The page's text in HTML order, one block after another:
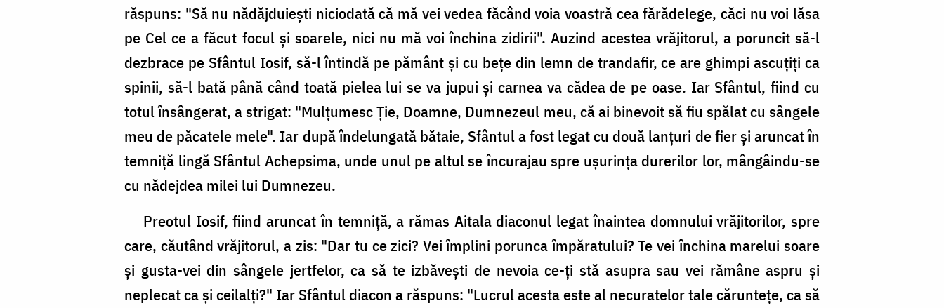
răspuns: "Să nu nădăjduieşti niciodată că mă vei vedea făcând voia voastră cea fărădelege, căci nu voi lăsa
pe Cel ce a făcut focul şi soarele, nici nu mă voi închina zidirii". Auzind acestea vrăjitorul, a poruncit să-l
dezbrace pe Sfântul Iosif, să-l întindă pe pământ şi cu beţe din lemn de trandafir, ce are ghimpi ascuţiţi ca
spinii, să-l bată până când toată pielea lui se va jupui şi carnea va cădea de pe oase. Iar Sfântul, fiind cu
totul însângerat, a strigat: "Mulţumesc Ţie, Doamne, Dumnezeul meu, că ai binevoit să fiu spălat cu sângele
meu de păcatele mele". Iar după îndelungată bătaie, Sfântul a fost legat cu două lanţuri de fier şi aruncat în
temniţă lingă Sfântul Achepsima, unde unul pe altul se încurajau spre uşurinţa durerilor lor, mângâindu-se
cu nădejdea milei lui Dumnezeu.
Preotul Iosif, fiind aruncat în temniţă, a rămas Aitala diaconul legat înaintea domnului vrăjitorilor, spre
care, căutând vrăjitorul, a zis: "Dar tu ce zici? Vei împlini porunca împăratului? Te vei închina marelui soare
şi gusta-vei din sângele jertfelor, ca să te izbăveşti de nevoia ce-ţi stă asupra sau vei rămâne aspru şi
neplecat ca şi ceilalţi?" Iar Sfântul diacon a răspuns: "Lucrul acesta este al necuratelor tale cărunteţe, ca să